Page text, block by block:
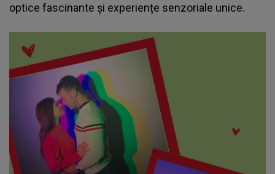
optice fascinante și experiențe senzoriale unice.